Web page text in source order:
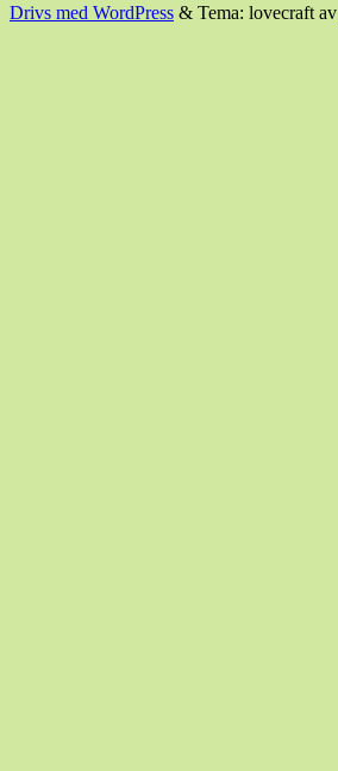
Drivs med WordPress & Tema: lovecraft av